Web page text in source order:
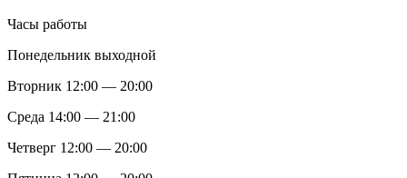
Часы работы
Понедельник выходной
Вторник 12:00 — 20:00
Среда 14:00 — 21:00
Четверг 12:00 — 20:00